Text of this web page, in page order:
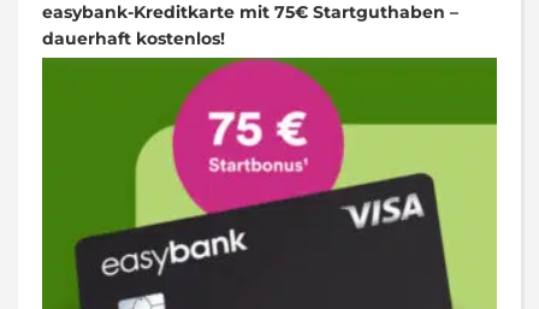
easybank-Kreditkarte mit 75€ Startguthaben –
dauerhaft kostenlos!